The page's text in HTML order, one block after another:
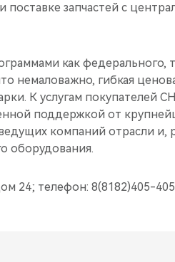
запчастей с
как федерального,
немаловажно, гибкая
К услугам покупателей
поддержкой от
компаний отрасли и,
оборудования.
24; телефон: 8(8182)405-405